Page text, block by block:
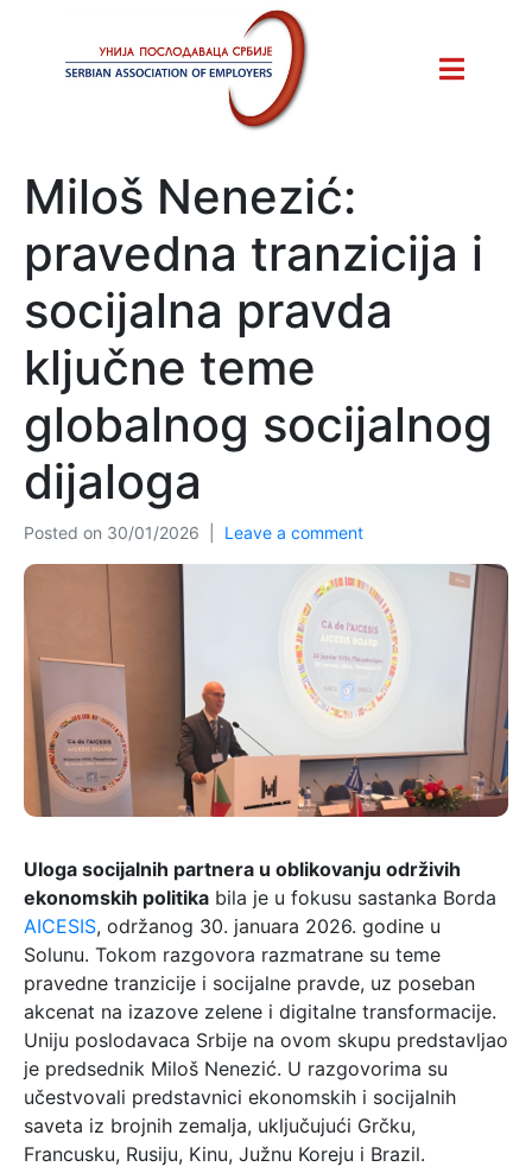
Miloš Nenezić:
pravedna tranzicija i
socijalna pravda
ključne teme
globalnog socijalnog
dijaloga
Posted on 30/01/2026 Leave a comment
Uloga socijalnih partnera u oblikovanju održivih
ekonomskih politika bila je u fokusu sastanka Borda
AICESIS, održanog 30. januara 2026. godine u
Solunu. Tokom razgovora razmatrane su teme
pravedne tranzicije i socijalne pravde, uz poseban
akcenat na izazove zelene i digitalne transformacije.
Uniju poslodavaca Srbije na ovom skupu predstavljao
je predsednik Miloš Nenezić. U razgovorima su
učestvovali predstavnici ekonomskih i socijalnih
saveta iz brojnih zemalja, uključujući Grčku,
Francusku, Rusiju, Kinu, Južnu Koreju i Brazil.